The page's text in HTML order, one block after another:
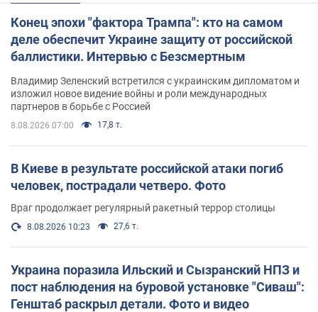
Конец эпохи "фактора Трампа": кто на самом
деле обеспечит Украине защиту от российской
баллистики. Интервью с Безсмертным
Владимир Зеленский встретился с украинским дипломатом и
изложил новое видение войны и роли международных
партнеров в борьбе с Россией
8.08.2026 07:00 17,8 т.
В Киеве в результате российской атаки погиб
человек, пострадали четверо. Фото
Враг продолжает регулярный ракетный террор столицы
8.08.2026 10:23 27,6 т.
Украина поразила Ильский и Сызранский НПЗ и
пост наблюдения на буровой установке "Сиваш":
Генштаб раскрыл детали. Фото и видео